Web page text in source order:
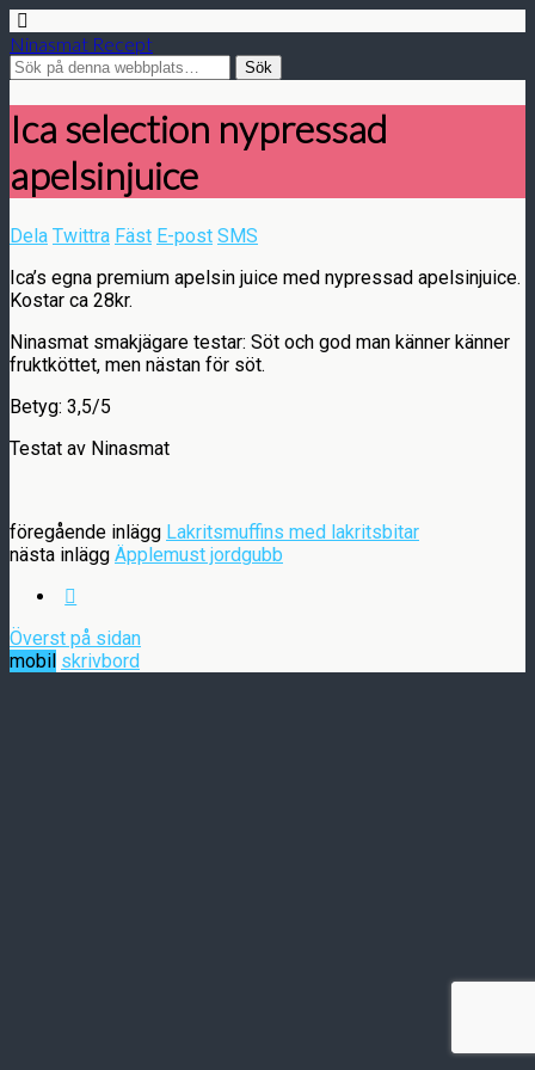
Ninasmat Recept
Ica selection nypressad
apelsinjuice
Dela Twittra Fäst E-post SMS
Ica’s egna premium apelsin juice med nypressad apelsinjuice.
Kostar ca 28kr.
Ninasmat smakjägare testar: Söt och god man känner känner
fruktköttet, men nästan för söt.
Betyg: 3,5/5
Testat av Ninasmat
föregående inlägg Lakritsmuffins med lakritsbitar
nästa inlägg Äpplemust jordgubb
Överst på sidan
mobil skrivbord